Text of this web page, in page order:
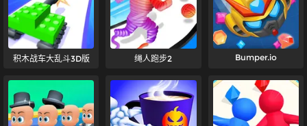
积木战车大乱斗3D版 绳人跑步2 Bumper.io